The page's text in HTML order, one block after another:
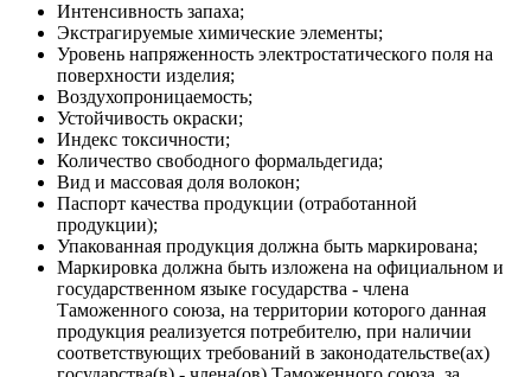
Интенсивность запаха;
Экстрагируемые химические элементы;
Уровень напряженность электростатического поля на
поверхности изделия;
Воздухопроницаемость;
Устойчивость окраски;
Индекс токсичности;
Количество свободного формальдегида;
Вид и массовая доля волокон;
Паспорт качества продукции (отработанной
продукции);
Упакованная продукция должна быть маркирована;
Маркировка должна быть изложена на официальном и
государственном языке государства - члена
Таможенного союза, на территории которого данная
продукция реализуется потребителю, при наличии
соответствующих требований в законодательстве(ах)